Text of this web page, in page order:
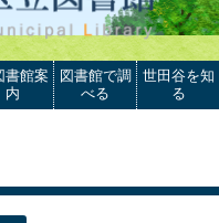
書館案
内
図書館で調
べる
世田谷を知
る